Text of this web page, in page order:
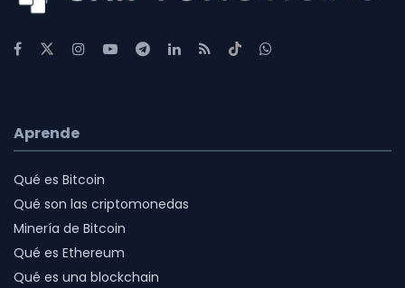
Aprende
Qué es Bitcoin
Qué son las criptomonedas
Minería de Bitcoin
Qué es Ethereum
Qué es una blockchain